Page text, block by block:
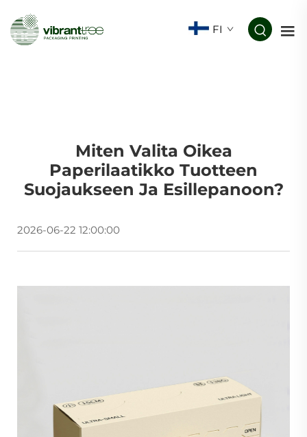
FI
Miten Valita Oikea
Paperilaatikko Tuotteen
Suojaukseen Ja Esillepanoon?
2026-06-22 12:00:00